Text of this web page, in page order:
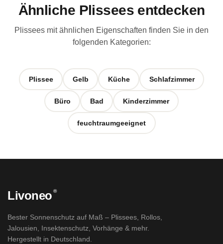
Ähnliche Plissees entdecken
Plissees mit ähnlichen Eigenschaften finden Sie in den
folgenden Kategorien:
Plissee Gelb Küche Schlafzimmer
Büro Bad Kinderzimmer
feuchtraumgeeignet
Livoneo ®
Bester Sonnenschutz auf Maß – Plissees, Rollos,
Jalousien, Insektenschutz, Vorhänge & mehr.
Hergestellt in Deutschland.